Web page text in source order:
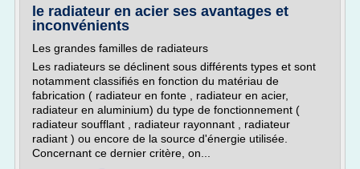
le radiateur en acier ses avantages et
inconvénients
Les grandes familles de radiateurs
Les radiateurs se déclinent sous différents types et sont
notamment classifiés en fonction du matériau de
fabrication ( radiateur en fonte , radiateur en acier,
radiateur en aluminium) du type de fonctionnement (
radiateur soufflant , radiateur rayonnant , radiateur
radiant ) ou encore de la source d'énergie utilisée.
Concernant ce dernier critère, on...